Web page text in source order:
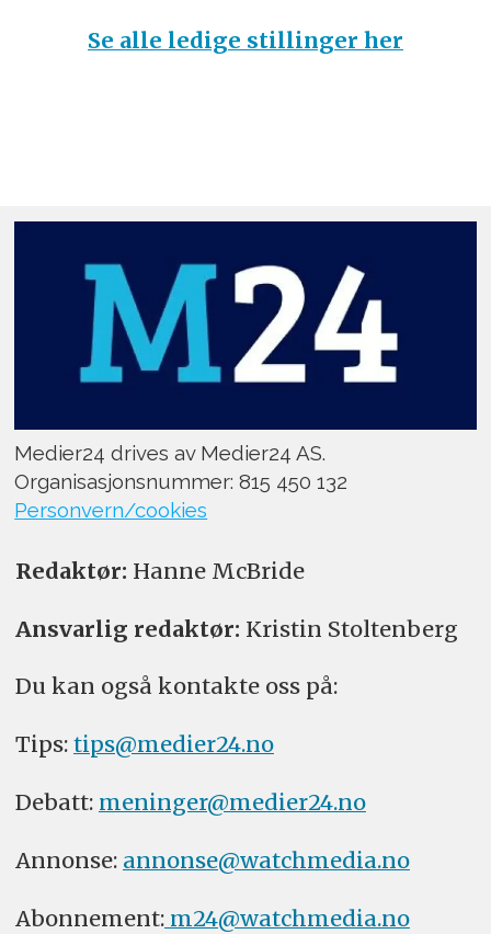
Se alle ledige stillinger her
Medier24 drives av Medier24 AS.
Organisasjonsnummer: 815 450 132
Personvern/cookies
Redaktør: Hanne McBride
Ansvarlig redaktør: Kristin Stoltenberg
Du kan også kontakte oss på:
Tips: tips@medier24.no
Debatt: meninger@medier24.no
Annonse: annonse@watchmedia.no
Abonnement:m24@watchmedia.no